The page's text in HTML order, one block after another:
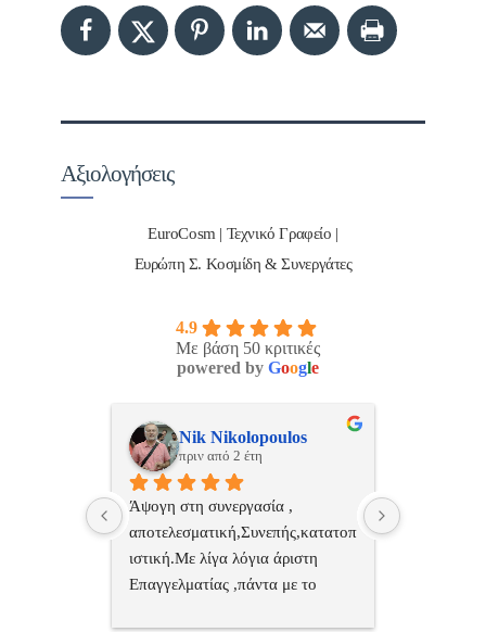
Αξιολογήσεις
EuroCosm | Τεχνικό Γραφείο |
Ευρώπη Σ. Κοσμίδη & Συνεργάτες
4.9
Με βάση 50 κριτικές
powered by Google
ManosBX
πριν από 2 έτη
Επαγγελματίας  Άψογη
συνεργασία